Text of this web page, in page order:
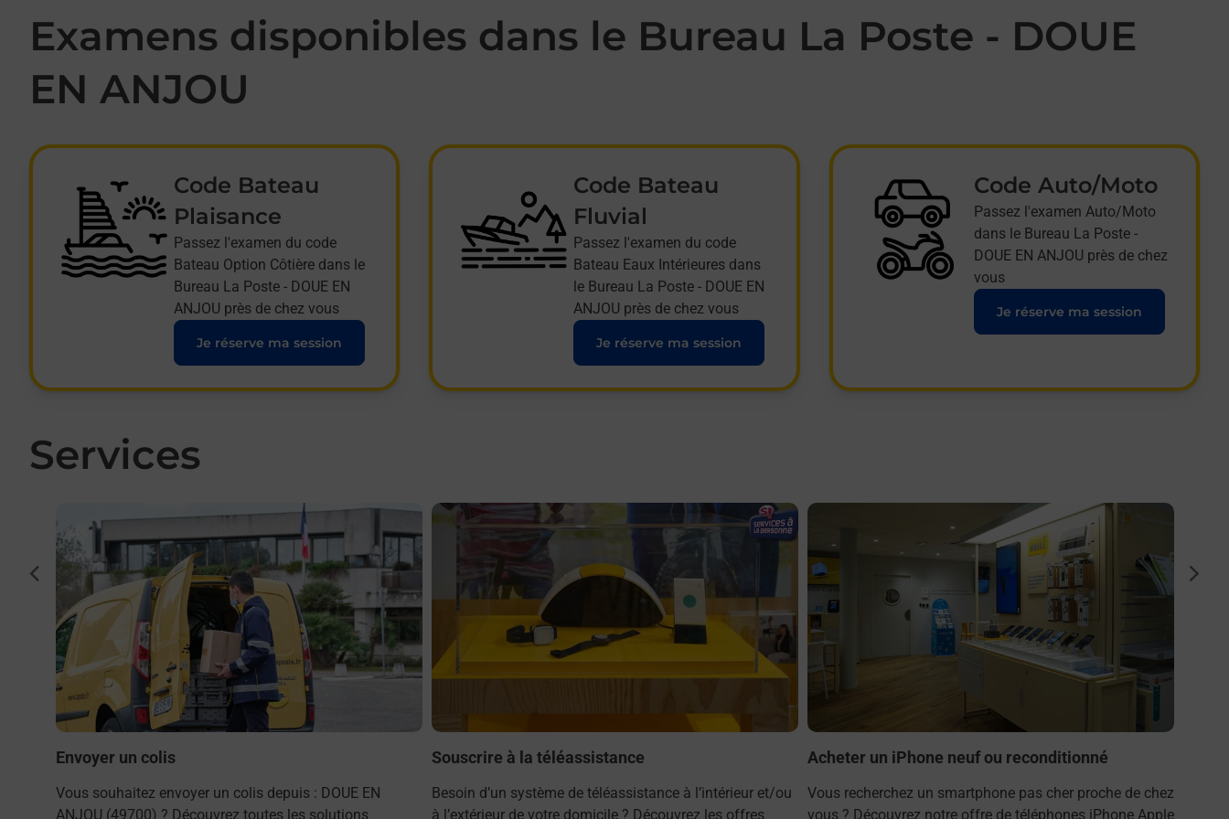
Examens disponibles dans le Bureau La Poste - DOUE
EN ANJOU
Code Bateau
Plaisance
Passez l'examen du code
Bateau Option Côtière dans le
Bureau La Poste - DOUE EN
ANJOU près de chez vous
Je réserve ma session
Code Bateau
Fluvial
Passez l'examen du code
Bateau Eaux Intérieures dans
le Bureau La Poste - DOUE EN
ANJOU près de chez vous
Je réserve ma session
Code Auto/Moto
Passez l'examen Auto/Moto
dans le Bureau La Poste -
DOUE EN ANJOU près de chez
vous
Je réserve ma session
Services
En-
Envoyer un colis
Vous souhaitez envoyer un colis depuis : DOUE EN
ANJOU (49700) ? Découvrez toutes les solutions
En savoir plus
Souscrire à la téléassistance
Besoin d’un système de téléassistance à l’intérieur et/ou
à l’extérieur de votre domicile ? Découvrez les offres
En savoir plus
Acheter un iPhone neuf ou reconditionné
Vous recherchez un smartphone pas cher proche de chez
vous ? Découvrez notre offre de téléphones iPhone Apple